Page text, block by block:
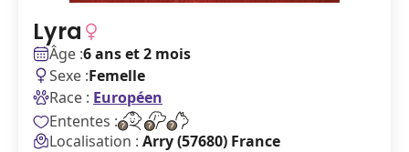
Lyra
Âge :6 ans et 2 mois
Sexe :Femelle
Race : Européen
Ententes :
Localisation : Arry (57680) France